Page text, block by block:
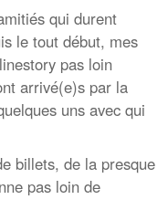
qui durent
le tout début, mes
pas loin
arrivé(e)s par la
uns avec qui
billets, de la presque
pas loin de